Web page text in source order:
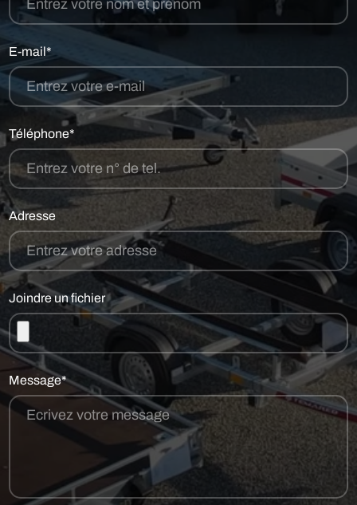
E-mail*
Téléphone*
Adresse
Joindre un fichier
Message*